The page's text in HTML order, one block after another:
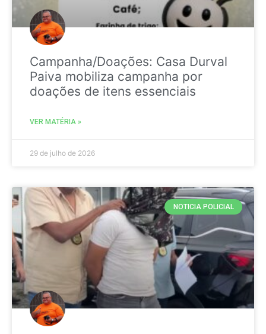
Campanha/Doações: Casa Durval
Paiva mobiliza campanha por
doações de itens essenciais
VER MATÉRIA »
29 de julho de 2026
NOTICIA POLICIAL